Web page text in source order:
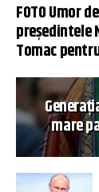
FOTO Umor
președintele
Tomac
mare